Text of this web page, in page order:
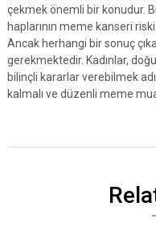
çekmek önemli bir konudur.
haplarının meme kanseri
Ancak herhangi bir sonuç
gerekmektedir. Kadınlar,
bilinçli kararlar verebilmek
kalmalı ve düzenli meme